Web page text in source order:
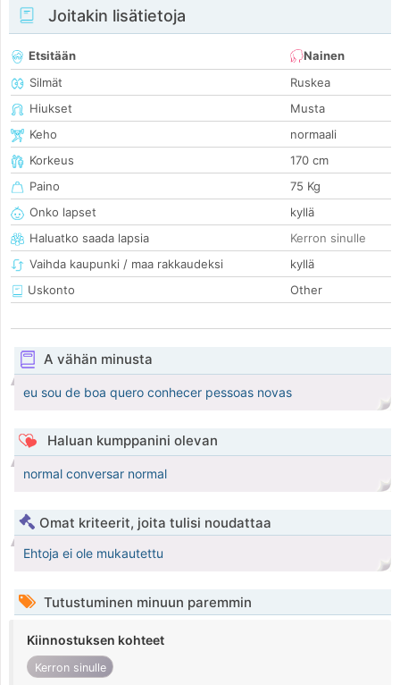
Joitakin lisätietoja
Etsitään
Nainen
Silmät
Ruskea
Hiukset
Musta
Keho
normaali
Korkeus
170 cm
Paino
75 Kg
Onko lapset
kyllä
Haluatko saada lapsia
Kerron sinulle
Vaihda kaupunki / maa rakkaudeksi
kyllä
Uskonto
Other
A vähän minusta
eu sou de boa quero conhecer pessoas novas
Haluan kumppanini olevan
normal conversar normal
Omat kriteerit, joita tulisi noudattaa
Ehtoja ei ole mukautettu
Tutustuminen minuun paremmin
Kiinnostuksen kohteet
Kerron sinulle